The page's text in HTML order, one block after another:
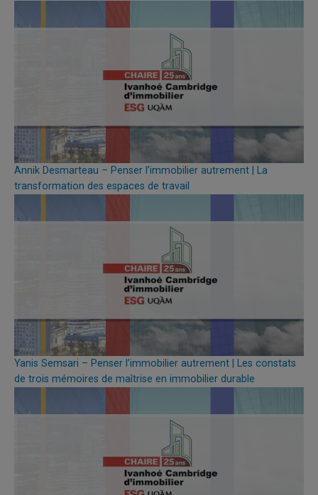
Annik Desmarteau – Penser l’immobilier autrement | La
transformation des espaces de travail
Yanis Semsari – Penser l’immobilier autrement | Les constats
de trois mémoires de maîtrise en immobilier durable